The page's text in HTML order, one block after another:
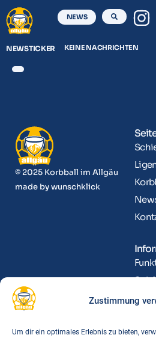
Zustimmung
Um dir ein optimales Erlebnis zu bieten,
NEWS
NEWSTICKER KEINE NACHRICHTEN
© 2025 Korbball im Allgäu
made bywunschklick